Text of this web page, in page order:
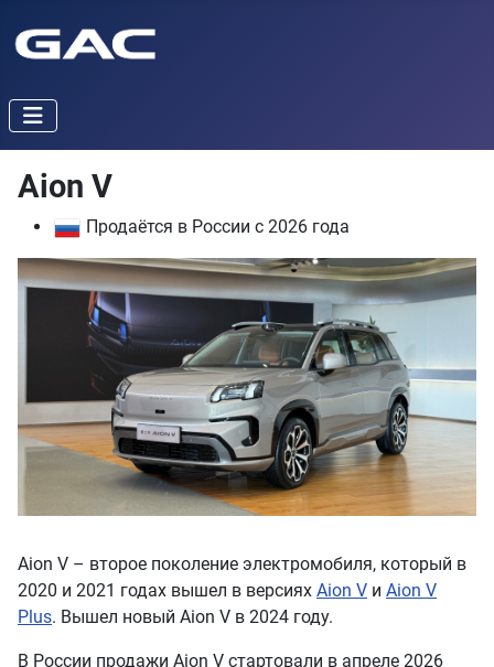
Aion V
Продаётся в России с 2026 года
Aion V – второе поколение электромобиля, который в
2020 и 2021 годах вышел в версиях Aion V и Aion V
Plus. Вышел новый Aion V в 2024 году.
В России продажи Aion V стартовали в апреле 2026